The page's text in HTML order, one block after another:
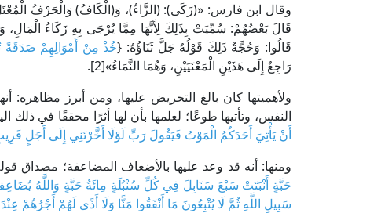
وقال ابن فارس: «(‌زَكَى): (الزَّاءُ)، وَ(الْكَافُ) وَالْحَرْفُ
قَالَ بَعْضُهُمْ: سُمِّيَتْ بِذَلِكَ لِأَنَّهَا مِمَّا يُرْجَى بِهِ زَكَاءُ الْمَالِ،
قَالُوا: وَحُجَّةُ ذَلِكَ قَوْلُهُ جَلَّ ثَنَاؤُهُ: {خُذْ مِنْ أَمْوَالِهِمْ صَدَقَةً
رَاجِعٌ إِلَى هَذَيْنِ الْمَعْنَيَيْنِ، وَهُمَا النَّمَاءُ»[2].
ولأهميتها كان بالغ التحريض عليها، ومن أبرز
النفس، وتأتيها طوعًا؛ لعلمها بأن لها أثرًا محققًا في ذلك
أَنْ يَأْتِيَ أَحَدَكُمُ الْمَوْتُ فَيَقُولَ رَبِّ لَوْلَا أَخَّرْتَنِي إِلَى أَجَلٍ
ومنها: أنه قد وعد عليها بالأضعاف المضاعفة؛ مصداق
حَبَّةٍ أَنْبَتَتْ سَبْعَ سَنَابِلَ فِي كُلِّ سُنْبُلَةٍ مِائَةُ حَبَّةٍ وَاللَّهُ
سَبِيلِ اللَّهِ ثُمَّ لَا يُتْبِعُونَ مَا أَنْفَقُوا مَنًّا وَلَا أَذًى لَهُمْ أَجْرُهُمْ